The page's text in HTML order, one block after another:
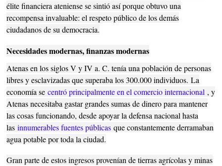
élite financiera ateniense se sintió así porque obtuvo una
recompensa invaluable: el respeto público de los demás
ciudadanos de su democracia.
Necesidades modernas, finanzas modernas
Atenas en los siglos V y IV a. C. tenía una población de personas
libres y esclavizadas que superaba los 300.000 individuos.La
economía secentró principalmente en el comercio internacional , y
Atenas necesitaba gastar grandes sumas de dinero para mantener
las cosas funcionando, desde apoyar la defensa nacional hasta
las innumerables fuentes públicas que constantemente derramaban
agua potable por toda la ciudad.
Gran parte de estos ingresos provenían de tierras agrícolas y minas